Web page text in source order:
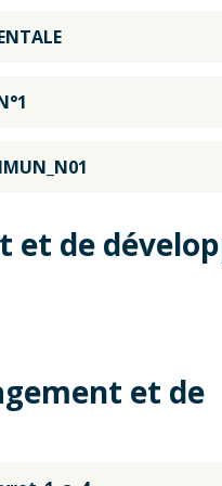
et de
et de